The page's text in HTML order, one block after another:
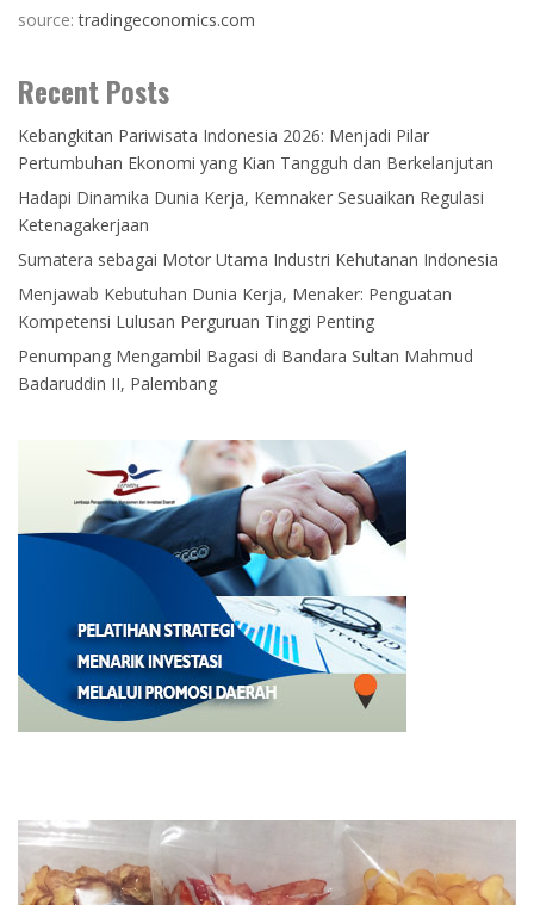
source:tradingeconomics.com
Recent Posts
Kebangkitan Pariwisata Indonesia 2026: Menjadi Pilar
Pertumbuhan Ekonomi yang Kian Tangguh dan Berkelanjutan
Hadapi Dinamika Dunia Kerja, Kemnaker Sesuaikan Regulasi
Ketenagakerjaan
Sumatera sebagai Motor Utama Industri Kehutanan Indonesia
Menjawab Kebutuhan Dunia Kerja, Menaker: Penguatan
Kompetensi Lulusan Perguruan Tinggi Penting
Penumpang Mengambil Bagasi di Bandara Sultan Mahmud
Badaruddin II, Palembang